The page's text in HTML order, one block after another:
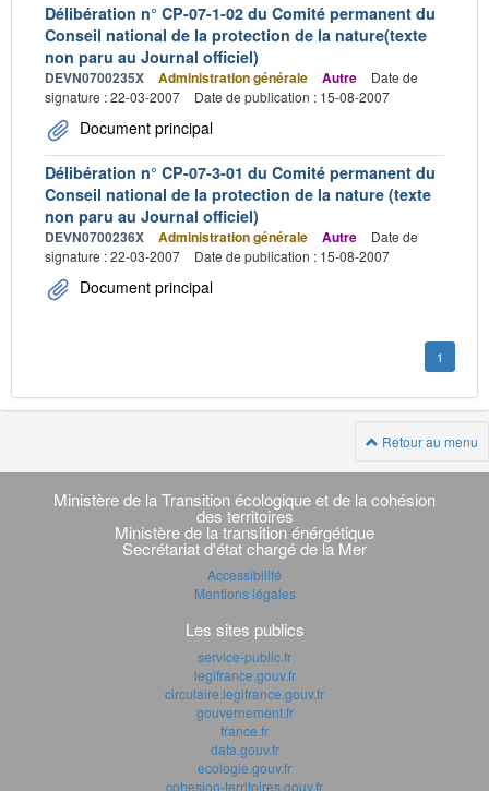
Délibération n° CP-07-1-02 du Comité permanent du
Conseil national de la protection de la nature(texte
non paru au Journal officiel)
DEVN0700235X Administration générale Autre
Date de
signature : 22-03-2007
Date de publication : 15-08-2007
Document principal
Délibération n° CP-07-3-01 du Comité permanent du
Conseil national de la protection de la nature (texte
non paru au Journal officiel)
DEVN0700236X Administration générale Autre
Date de
signature : 22-03-2007
Date de publication : 15-08-2007
Document principal
1
Retour au menu
Navigation
transverse
Ministère de la Transition écologique et de la cohésion
des territoires
Ministère de la transition énérgétique
Secrétariat d'état chargé de la Mer
Accessibilité
Mentions légales
Les sites publics
service-public.fr
legifrance.gouv.fr
circulaire.legifrance.gouv.fr
gouvernement.fr
france.fr
data.gouv.fr
ecologie.gouv.fr
cohesion-territoires.gouv.fr